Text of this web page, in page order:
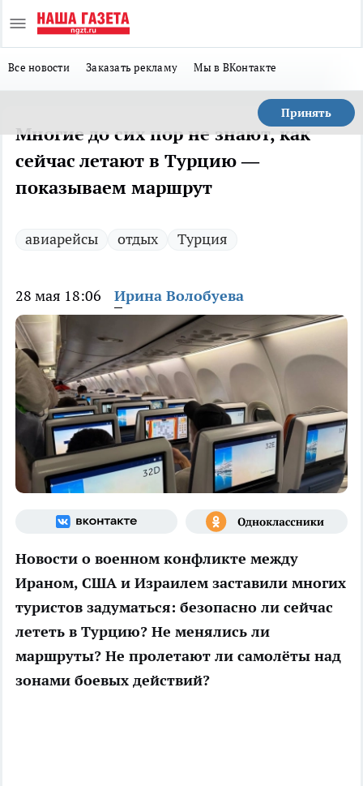
Все новости Заказать рекламу Мы в ВКонтакте
Принять
Многие до сих пор не знают, как
сейчас летают в Турцию —
показываем маршрут
авиарейсы отдых Турция
28 мая 18:06 Ирина Волобуева
Новости о военном конфликте между
Ираном, США и Израилем заставили многих
туристов задуматься: безопасно ли сейчас
лететь в Турцию? Не менялись ли
маршруты? Не пролетают ли самолёты над
зонами боевых действий?